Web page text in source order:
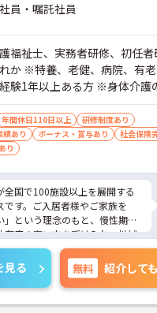
員・嘱託社員
福祉士、実務者研修、初任
か ※特養、老健、病院、有
験1年以上ある方 ※身体介護
る方、機械浴の使用の経験
年間休日110日以上
研修制度あり
あり
ボーナス・賞与あり
社会保険
り
全国で100施設以上を展開する
です。ご入居者様やご家族を
」という理念のもと、慢性期や
存度の高い方を受け入れ、地域
意義の高い事業を推進していま
24時間常駐しています。急変
は看護師が担当するため、初任
の方も食事介助や入浴介助など
に専念できる環境です。多職種
見る 無料 紹介して